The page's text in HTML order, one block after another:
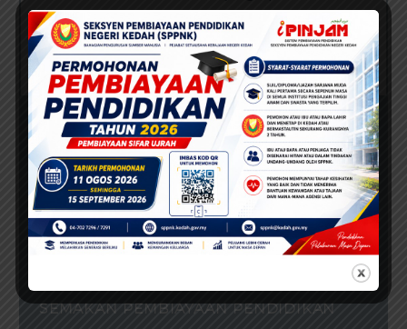
(rujuk Manual Pengguna Pinjaman
Pendidikan iPinjam)
SYARAT KELAYAKAN
KADAR PEMBIAYAAN
SENARAI IPT
SEMAKAN PEMBIAYAAN PENDIDIKAN